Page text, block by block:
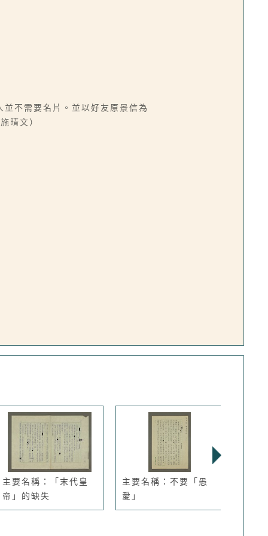
不需要名片。並以好友原景信為
晴文）
主要名稱：「末代皇
帝」的缺失
主要名稱：不要「愚
愛」